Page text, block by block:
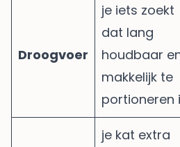
Droogvoer
je iets zoekt
dat lang
houdbaar
makkelijk te
portioneren
je kat extra